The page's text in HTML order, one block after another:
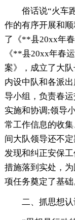
俗话说“火车
作的有序开展和
了《**县20xx年
《**县20xx年春
案》，成立了大
内设中队和各派
导小组，负责春
实施和协调;领导
常工作信息的收
间大队领导还不
发现和纠正安保
措施落到实处，
项任务奠定了基础
二、抓思想认